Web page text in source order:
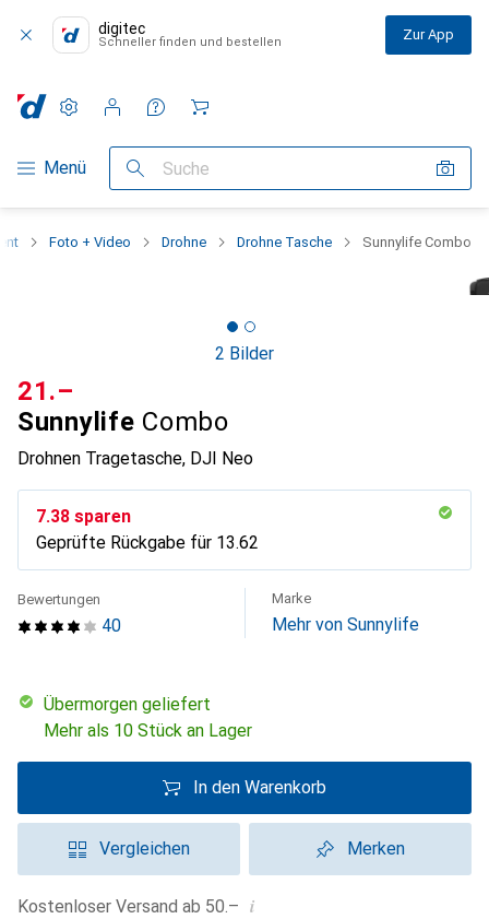
digitec
Schneller finden und bestellen Zur App
Navigation nach Kategorien
Menü Suche
Einstellungen
Kundenkonto
Vergleichslisten
Merklisten
Warenkorb
Foto + Video Drohne Drohne Tasche Sunnylife Combo
2 Bilder
Sunnylife Combo
Drohnen Tragetasche, DJI Neo
CHF
21.–
CHF
7.38 sparen
Geprüfte Rückgabe für CHF
13.62
40
Bewertungen Marke
Mehr von Sunnylife
übermorgen geliefert
Mehr als 10 Stück an Lager
In den Warenkorb
Vergleichen Merken
Kostenloser Versand ab 50.– i